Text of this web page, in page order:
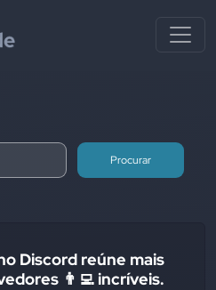
Procurar
Discord reúne mais
👨‍💻 incríveis.